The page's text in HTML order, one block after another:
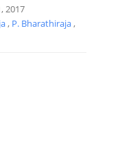
2017
, P. Bharathiraja,